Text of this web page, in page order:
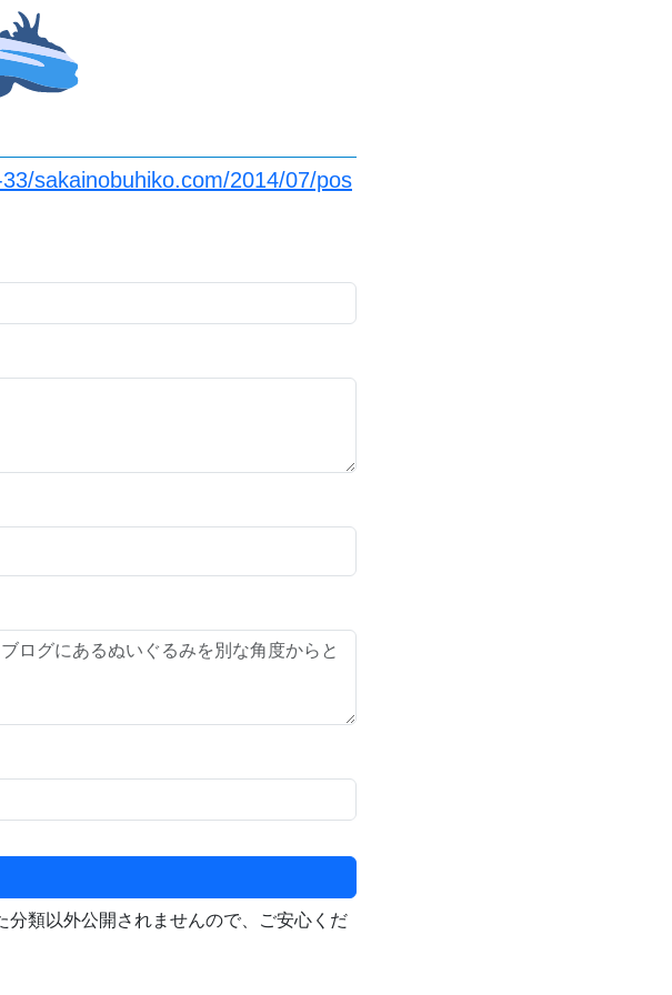
sakainobuhiko.com/2014/07/pos
類以外公開されませんので、ご安心くだ